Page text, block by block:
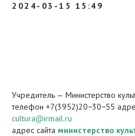
2024-03-15 15:49
Учредитель — Министерство
телефон +7(3952)20−30−55
cultura@irmail.ru
адрес сайта министерство